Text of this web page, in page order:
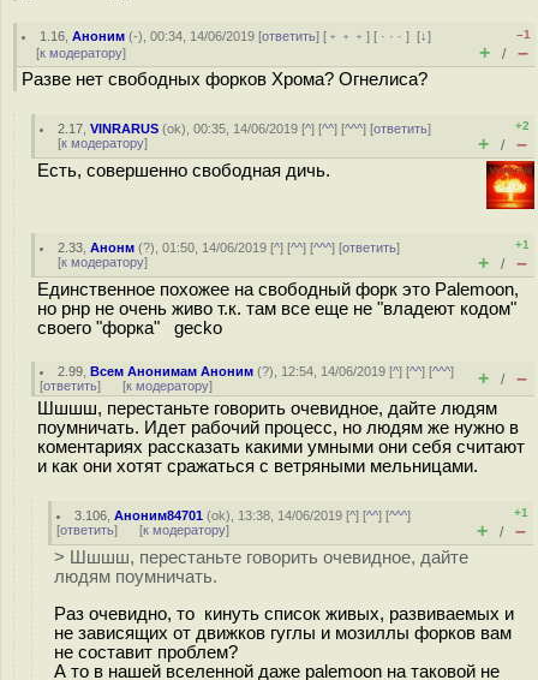
1.16 ,Аноним (-), 00:34, 14/06/2019 [ответить] [ ﹢﹢﹢] [ · · ·][↓]
[к модератору]
–1
+ / –
Разве нет свободных форков Хрома? Огнелиса?
2.17 ,VINRARUS (ok), 00:35, 14/06/2019 [^] [^^] [^^^] [ответить]
[к модератору]
+2
+ / –
Есть, совершенно свободная дичь.
2.33 ,Анонм (?), 01:50, 14/06/2019 [^] [^^] [^^^] [ответить]
[к модератору]
+1
+ / –
Единственное похожее на свободный форк это Palemoon,
но рнр не очень живо т.к. там все еще не "владеют кодом"
своего "форка" gecko
2.99 ,Всем Анонимам Аноним (?), 12:54, 14/06/2019 [^] [^^] [^^^]
[ответить] [к модератору] + / –
Шшшш, перестаньте говорить очевидное, дайте людям
поумничать. Идет рабочий процесс, но людям же нужно в
коментариях рассказать какими умными они себя считают
и как они хотят сражаться с ветряными мельницами.
3.106 ,Аноним84701 (ok), 13:38, 14/06/2019 [^] [^^] [^^^]
[ответить] [к модератору]
+1
+ / –
> Шшшш, перестаньте говорить очевидное, дайте
людям поумничать.
Раз очевидно, то кинуть список живых, развиваемых и
не зависящих от движков гуглы и мозиллы форков вам
не составит проблем?
А то в нашей вселенной даже palemoon на таковой не